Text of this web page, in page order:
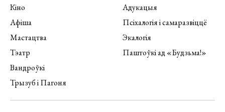
Кіно
Афіша
Мастацтва
Тэатр
Вандроўкі
Трызуб і Пагоня
Адукацыя
Псіхалогія і самаразвіццё
Экалогія
Паштоўкі ад «Будзьма!»